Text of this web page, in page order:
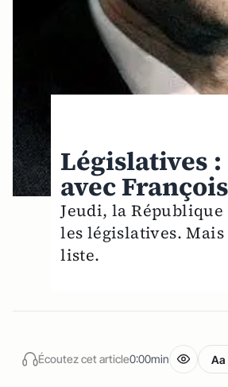
Législatives
avec
Jeudi, la
les législatives.
liste.
Écoutez cet article0:00min Aa